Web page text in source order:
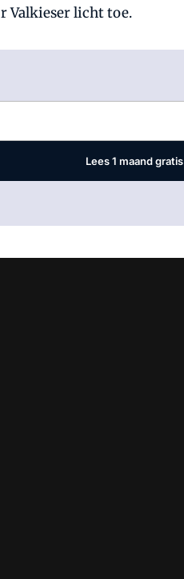
Valkieser licht toe.
Lees 1 maand gratis